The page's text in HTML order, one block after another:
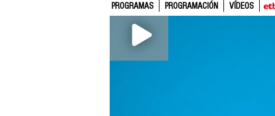
PROGRAMAS PROGRAMACIÓN VÍDEOS